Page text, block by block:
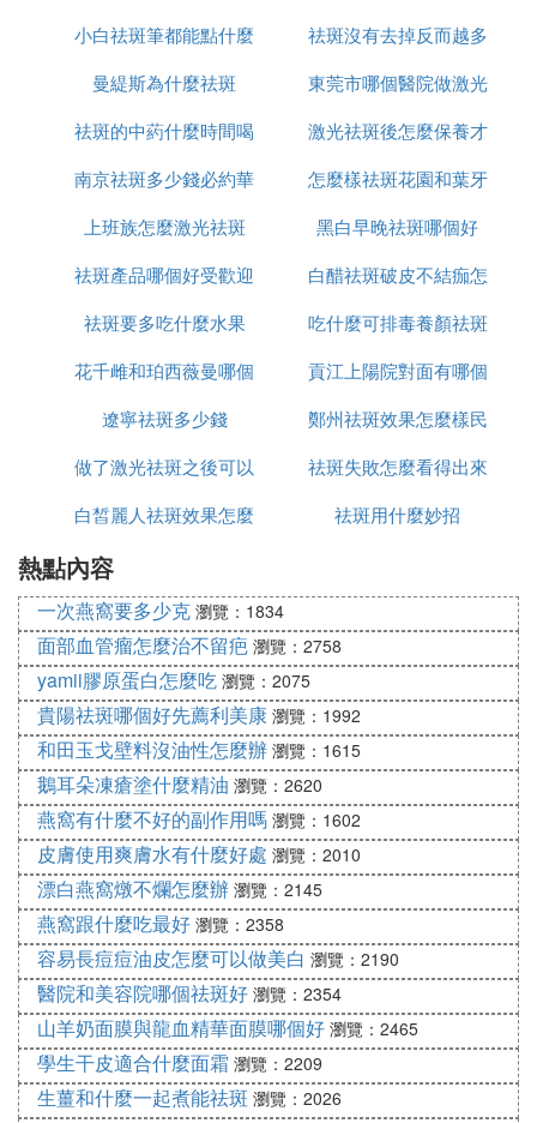
功效與作用
1、緩解眼部疲勞，艾草眼貼最好冷熱交替敷，可以
使眼部毛孔、血管和肌肉一張一弛類似於按摩，緩解
緊綳的狀態。
2、去除黑眼圈，艾草裡面含有的精油有除黑眼圈的
適宜人群
一般人群均適宜。
禁忌人群
無特殊禁忌人群。
『叄』 怎樣祛斑效果最好
導語：斑點是怎麼形成的呢，可是怎麼樣去除好呢，
我推薦去除的效果好的方法給你吧。
怎樣祛斑效果最好
檸檬祛斑法
檸檬，大家都知道，含有豐富的維生素C，可以很好
的清除皮膚的角質，促進皮膚的新陳代謝，最主要的
是能去除黑色素，能有效淡化斑點，斑點也是黑色素
堆積造成的。最簡單的就是用檸檬汁洗臉，水溫最好
是溫水，太熱的水，會分解檸檬中的維生素C，每次
只需半個就行。
白酒檸檬
在白酒中，放入整個檸檬，白酒最好沒入檸檬，泡一
個晚上，第二天，用化妝棉，沾取檸檬酒塗在臉上，
15--20分鍾後，洗凈，一周下來，你會看到驚奇的效
果。
雞蛋白醋祛斑法
雞蛋泡在白醋里，泡到雞蛋殼變軟後，去除蛋清，塗
抹臉上，20分鍾左右，洗凈，需要堅持，才能看到祛
斑的效果哦，沒有什麼方法一次就可以去掉斑點哦。
是多少
小白祛斑筆都能點什麼
祛斑沒有去掉反而越多
怎麼辦
曼緹斯為什麼祛斑
東莞市哪個醫院做激光
祛斑好
祛斑的中葯什麼時間喝
最好
激光祛斑後怎麼保養才
恢復的好
南京祛斑多少錢必約華
美n高效
怎麼樣祛斑花園和葉牙
上班族怎麼激光祛斑
黑白早晚祛斑哪個好
祛斑產品哪個好受歡迎
美姿爾
白醋祛斑破皮不結痂怎
麼辦
祛斑要多吃什麼水果
吃什麼可排毒養顏祛斑
花千雌和珀西薇曼哪個
祛斑好用
貢江上陽院對面有哪個
店可以祛斑
遼寧祛斑多少錢
鄭州祛斑效果怎麼樣民
眾聽過美萊
做了激光祛斑之後可以
吃什麼
祛斑失敗怎麼看得出來
白皙麗人祛斑效果怎麼
祛斑用什麼妙招
熱點內容
一次燕窩要多少克 瀏覽：1834
面部血管瘤怎麼治不留疤 瀏覽：2758
yamii膠原蛋白怎麼吃 瀏覽：2075
貴陽祛斑哪個好先薦利美康 瀏覽：1992
和田玉戈壁料沒油性怎麼辦 瀏覽：1615
鵝耳朵凍瘡塗什麼精油 瀏覽：2620
燕窩有什麼不好的副作用嗎 瀏覽：1602
皮膚使用爽膚水有什麼好處 瀏覽：2010
漂白燕窩燉不爛怎麼辦 瀏覽：2145
燕窩跟什麼吃最好 瀏覽：2358
容易長痘痘油皮怎麼可以做美白 瀏覽：2190
醫院和美容院哪個祛斑好 瀏覽：2354
山羊奶面膜與龍血精華面膜哪個好 瀏覽：2465
學生干皮適合什麼面霜 瀏覽：2209
生薑和什麼一起煮能祛斑 瀏覽：2026